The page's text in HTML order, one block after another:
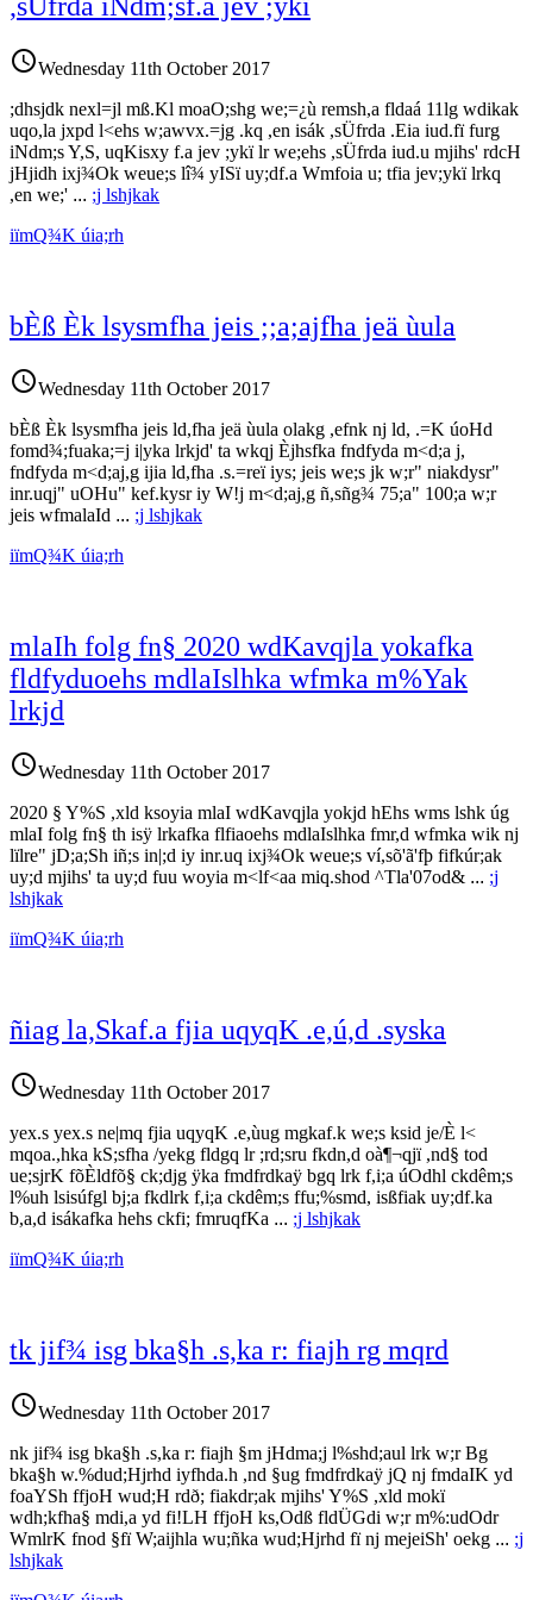
access_timeWednesday 11th October 2017
;dhsjdk nexl=jl mß.Kl moaO;shg we;=¿ù remsh,a fldaá 11lg wdikak
uqo,la jxpd l<ehs w;awvx.=jg .kq ,en isák ,sÜfrda .Eia iud.fï furg
iNdm;s Y,S, uqKisxy f.a jev ;ykï lr we;ehs ,sÜfrda iud.u mjihs' rdcH
jHjidh ixj¾Ok weue;s lî¾ yISï uy;df.a Wmfoia u; tfia jev;ykï lrkq
,en we;' ... ;j lshjkak
iïmQ¾K úia;rh
bÈß Èk lsysmfha jeis ;;a;ajfha jeä ùula
access_timeWednesday 11th October 2017
bÈß Èk lsysmfha jeis ld,fha jeä ùula olakg ,efnk nj ld, .=K úoHd
fomd¾;fuaka;=j i|yka lrkjd' ta wkqj Èjhsfka fndfyda m<d;a j,
fndfyda m<d;aj,g ijia ld,fha .s.=reï iys; jeis we;s jk w;r" niakdysr"
inr.uqj" uOHu" kef.kysr iy W!j m<d;aj,g ñ,sñg¾ 75;a" 100;a w;r
jeis wfmalaId ... ;j lshjkak
iïmQ¾K úia;rh
mla‌Ih folg fn§ 2020 wdKa‌vqjla‌ yokafka
fldfyduoehs mdla‌Islhka wfmka m%Yak
lrkjd
access_timeWednesday 11th October 2017
2020 § Y%S ,xld ksoyia‌ mla‌I wdKa‌vqjla‌ yokjd hEhs wms lshk úg
mla‌I folg fn§ th isÿ lrkafka flfiaoehs mdla‌Islhka fmr,d wfmka wik nj
lïlre" jD;a;Sh iñ;s in|;d iy inr.uq ixj¾Ok weue;s ví,sõ'ã'fþ fifkúr;ak
uy;d mjihs' ta uy;d fuu woyia‌ m<lf<aa miq.shod ^Tla‌'07od& ... ;j
lshjkak
iïmQ¾K úia;rh
ñiag la,Skaf.a fjia uqyqK .e,ú,d .syska
access_timeWednesday 11th October 2017
yex.s yex.s ne|mq fjia uqyqK .e,ùug mgkaf.k we;s ksid je/È l<
mqoa.,hka kS;sfha /yekg fldgq lr ;rd;sru fkdn,d oà¶¬qjï ,nd§ tod
ue;sjrK fõÈldfõ§ ck;djg ÿka fmdfrdkaÿ bgq lrk f,i;a úOdhl ckdêm;s
l%uh lsisúfgl bj;a fkdlrk f,i;a ckdêm;s ffu;%smd, isßfiak uy;df.ka
b,a,d isákafka hehs ckfi; fmruqfKa ... ;j lshjkak
iïmQ¾K úia;rh
tk jif¾ isg bka§h .s,ka r: fiajh rg mqrd
access_timeWednesday 11th October 2017
nk jif¾ isg bka§h .s,ka r: fiajh §m jHdma;j l%shd;aul lrk w;r Bg
bka§h w.%dud;Hjrhd iyfhda.h ,nd §ug fmdfrdkaÿ jQ nj fmdaIK yd
foaYSh ffjoH wud;H rdð; fiakdr;ak mjihs' Y%S ,xld mokï
wdh;kfha§ mdi,a yd fi!LH ffjoH ks,Odß fldÜGdi w;r m%:udOdr
WmlrK fnod §fï W;aijhla wu;ñka wud;Hjrhd fï nj mejeiSh' oekg ... ;j
lshjkak